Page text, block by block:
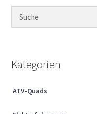
Sachs Ersatzteile
Über uns
Kategorien
ATV-Quads